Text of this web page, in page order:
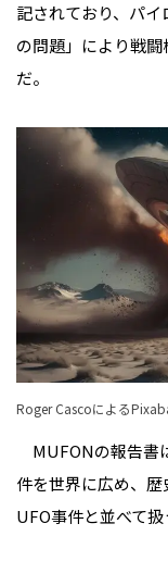
記されており、パ
の問題」により戦
だ。
Roger Cascoによる
MUFONの報告書
件を世界に広め、
UFO事件と並べて